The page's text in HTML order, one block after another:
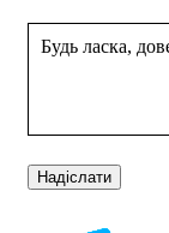
Будь ласка,